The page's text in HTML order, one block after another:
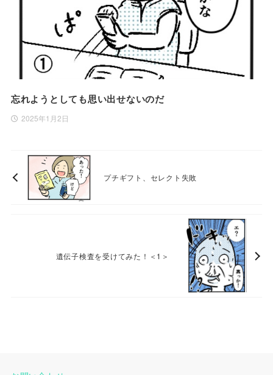
忘れようとしても思い出せないのだ
2025年1月2日
プチギフト、セレクト失敗
遺伝子検査を受けてみた！＜1＞